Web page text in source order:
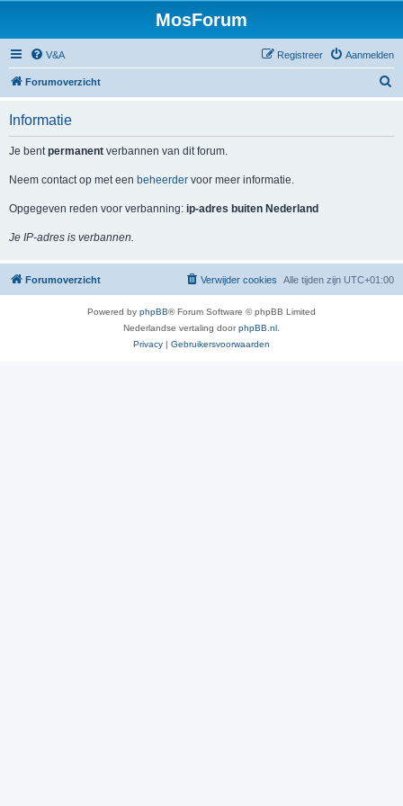
MosForum
V&A Aanmelden
Registreer
Forumoverzicht
Informatie
Je bentpermanent verbannen van dit forum.
Neem contact op met een beheerder voor meer informatie.
Opgegeven reden voor verbanning: ip-adres buiten Nederland
Je IP-adres is verbannen.
Forumoverzicht Alle tijden zijn UTC+01:00
Verwijder cookies
Powered by phpBB® Forum Software © phpBB Limited
Nederlandse vertaling doorphpBB.nl
Privacy | Gebruikersvoorwaarden